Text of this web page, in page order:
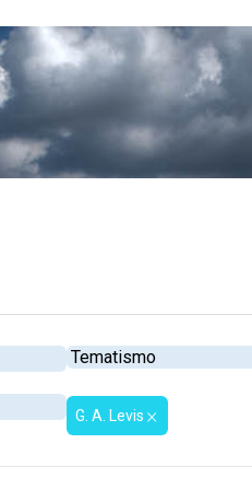
G. A. Levis close